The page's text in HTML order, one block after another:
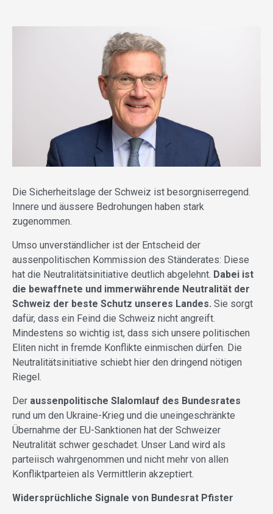
Die Sicherheitslage der Schweiz ist besorgniserregend.
Innere und äussere Bedrohungen haben stark
zugenommen.
Umso unverständlicher ist der Entscheid der
aussenpolitischen Kommission des Ständerates: Diese
hat die Neutralitätsinitiative deutlich abgelehnt. Dabei ist
die bewaffnete und immerwährende Neutralität der
Schweiz der beste Schutz unseres Landes. Sie sorgt
dafür, dass ein Feind die Schweiz nicht angreift.
Mindestens so wichtig ist, dass sich unsere politischen
Eliten nicht in fremde Konflikte einmischen dürfen. Die
Neutralitätsinitiative schiebt hier den dringend nötigen
Riegel.
Der aussenpolitische Slalomlauf des Bundesrates
rund um den Ukraine-Krieg und die uneingeschränkte
Übernahme der EU-Sanktionen hat der Schweizer
Neutralität schwer geschadet. Unser Land wird als
parteiisch wahrgenommen und nicht mehr von allen
Konfliktparteien als Vermittlerin akzeptiert.
Widersprüchliche Signale von Bundesrat Pfister